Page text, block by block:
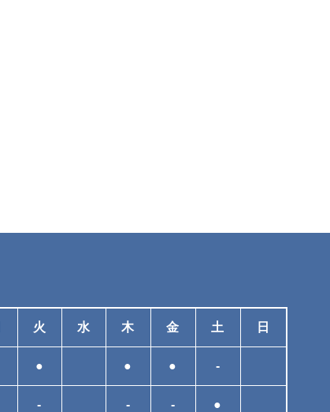
火 水 木 金 土 日
● ● ● -
- - - ●